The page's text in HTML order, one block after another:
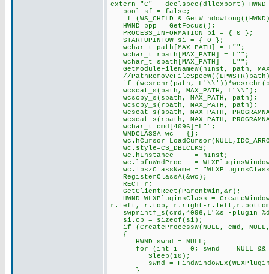
extern "C" __declspec(dllexport)
bool sf = false;
if (WS_CHILD &
HWND ppp = GetFocus();
PROCESS_INFORMATION pi = { 0 };
STARTUPINFOW si = { 0 };
wchar_t path[MAX_PATH] = L"";
wchar_t rpath[MAX_PATH] = L"";
wchar_t spath[MAX_PATH] = L"";
GetModuleFileNameW(hInst, path,
//
if (wcsrchr(path,
wcscat_s(path, MAX_PATH, L"\\");
wcscpy_s(spath, MAX_PATH, path);
wcscpy_s(rpath, MAX_PATH, path);
wcscat_s(spath, MAX_PATH,
wcscat_s(rpath, MAX_PATH,
wchar_t cmd[4096]=L"";
WNDCLASSA wc = {};
wc.style=CS_DBLCLKS;
wc.hInstance = hInst;
wc.lpfnWndProc =
wc.lpszClassName =
RegisterClassA(&wc);
RECT r;
GetClientRect(ParentWin,&r);
HWND WLXPluginsClass =
r.left, r.top, r.right-r.left,r.bottom-
swprintf_s(cmd,4096,L"%s -plugin
si.cb = sizeof(si);
if (CreateProcessW(NULL, cmd,
{
HWND swnd = NULL;
for (int i = 0; swnd == NULL &&
Sleep(10);
swnd =
}